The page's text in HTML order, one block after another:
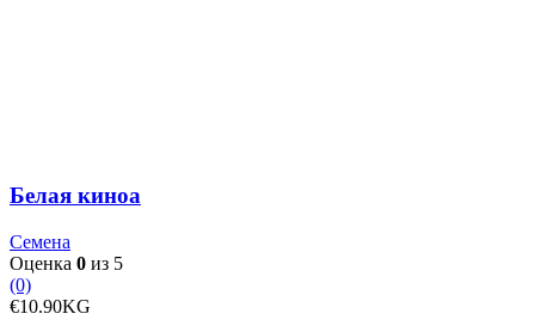
Белая киноа
Семена
Оценка 0 из 5
(0)
€10.90KG